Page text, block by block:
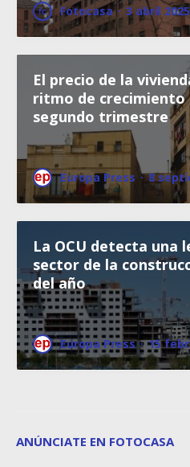
Fotocasa · 3 abril 2025
El precio de la
ritmo de crecimiento
segundo trimestre
Europa Press · 8
La OCU detecta una
sector de la
del año
Europa Press · 15
ANÚNCIATE EN FOTOCASA